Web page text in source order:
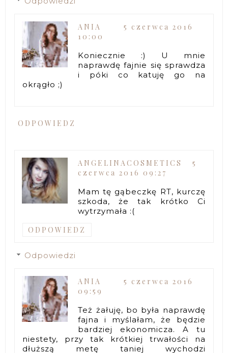
ANIA
5 czerwca 2016
10:00
Koniecznie :) U mnie
naprawdę fajnie się sprawdza
i póki co katuję go na
okrągło ;)
ODPOWIEDZ
ANGELINACOSMETICS
5
czerwca 2016 09:27
Mam tę gąbeczkę RT, kurczę
szkoda, że tak krótko Ci
wytrzymała :(
ODPOWIEDZ
Odpowiedzi
ANIA
5 czerwca 2016
09:59
Też żałuję, bo była naprawdę
fajna i myślałam, że będzie
bardziej ekonomicza. A tu
niestety, przy tak krótkiej trwałości na
dłuższą metę taniej wychodzi